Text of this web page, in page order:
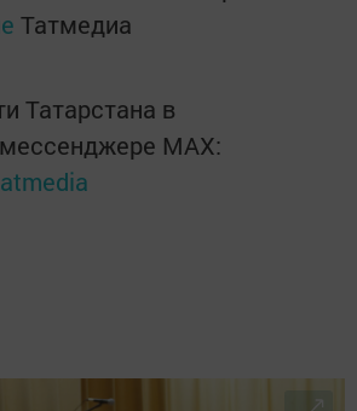
Татмедиа
Татарстана в
MАХ: